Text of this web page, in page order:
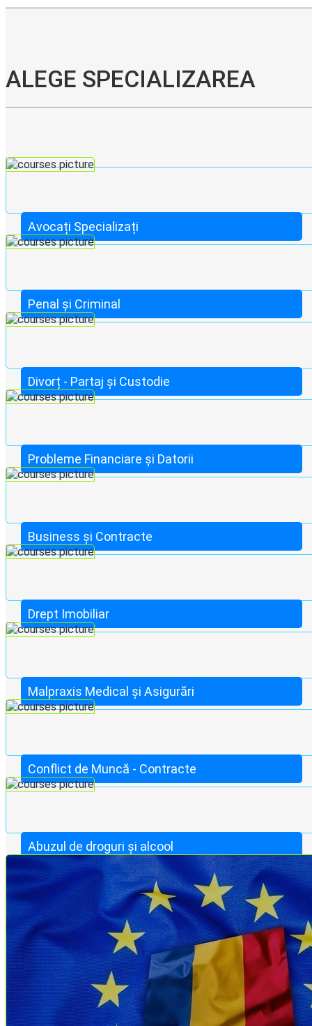
ALEGE SPECIALIZAREA
Avocați Specializați
Penal și Criminal
Divorț - Partaj și Custodie
Probleme Financiare și Datorii
Business și Contracte
Drept Imobiliar
Malpraxis Medical și Asigurări
Conflict de Muncă - Contracte
Abuzul de droguri și alcool